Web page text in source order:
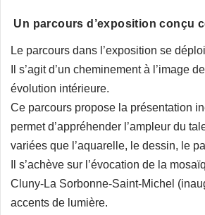
Un parcours d’exposition conçu
Le parcours dans l’exposition se
Il s’agit d’un cheminement à l’image
évolution intérieure.
Ce parcours propose la présentation
permet d’appréhender l’ampleur du
variées que l’aquarelle, le dessin, le
Il s’achève sur l’évocation de la
Cluny-La Sorbonne-Saint-Michel
accents de lumière.